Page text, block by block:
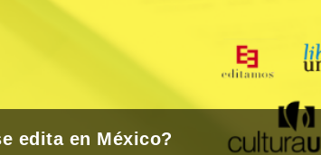
edita en México?